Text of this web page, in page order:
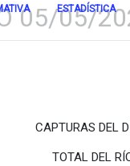
ESTADÍSTICA
05/05/
CAPTURAS DEL
ESTA